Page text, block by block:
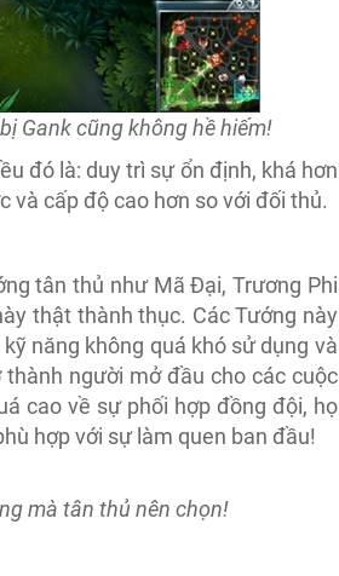
Gank cũng không hề hiếm!
đó là: duy trì sự ổn định, khá hơn
và cấp độ cao hơn so với đối thủ.
tân thủ như Mã Đại, Trương Phi
thật thành thục. Các Tướng này
năng không quá khó sử dụng và
người mở đầu cho các cuộc
cao về sự phối hợp đồng đội, họ
hợp với sự làm quen ban đầu!
mà tân thủ nên chọn!